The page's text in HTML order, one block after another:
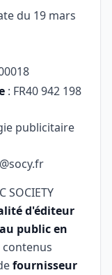
du 19 mars
: FR40 942 198
publicitaire
SOCIETY
d'éditeur
public en
contenus
fournisseur